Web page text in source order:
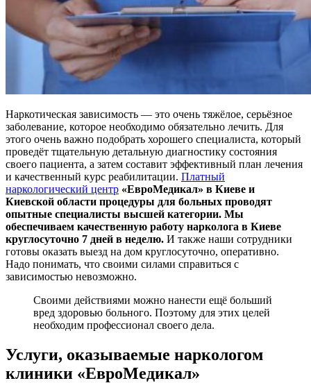
Наркотическая зависимость — это очень тяжёлое, серьёзное
заболевание, которое необходимо обязательно лечить. Для
этого очень важно подобрать хорошего специалиста, который
проведёт тщательную детальную диагностику состояния
своего пациента, а затем составит эффективный план лечения
и качественный курс реабилитации. Платный
наркологический центр «ЕвроМедикал» в Киеве и
Киевской области процедуры для больных проводят
опытные специалисты высшей категории. Мы
обеспечиваем качественную работу нарколога в Киеве
круглосуточно 7 дней в неделю. И также наши сотрудники
готовы оказать выезд на дом круглосуточно, оперативно.
Надо понимать, что своими силами справиться с
зависимостью невозможно.
Своими действиями можно нанести ещё больший
вред здоровью больного. Поэтому для этих целей
необходим профессионал своего дела.
Услуги, оказываемые наркологом
клиники «ЕвроМедикал»